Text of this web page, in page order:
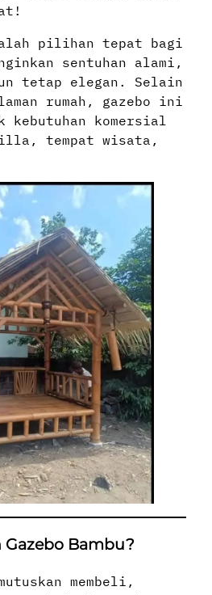
pilihan tepat bagi
sentuhan alami,
tetap elegan. Selain
rumah, gazebo ini
kebutuhan komersial
tempat wisata,
Bambu?
membeli,